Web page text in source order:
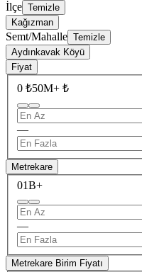
İlçe Temizle
Kağızman
Semt/Mahalle Temizle
Aydınkavak Köyü
Fiyat
0 ₺50M+ ₺
—
Metrekare
01B+
—
Metrekare Birim Fiyatı